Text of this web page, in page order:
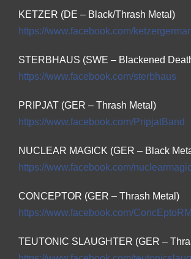
KETZER (DE – Black/Thrash Metal)
https://www.facebook.com/
STERBHAUS (SWE – Blackened
https://www.facebook.com/sterbhaus
PRIPJAT (GER – Thrash Metal)
https://www.facebook.com/PripjatBand
NUCLEAR MAGICK (GER – Black
https://www.facebook.com/
CONCEPTOR (GER – Thrash Metal)
https://www.facebook.com/
TEUTONIC SLAUGHTER (GER –